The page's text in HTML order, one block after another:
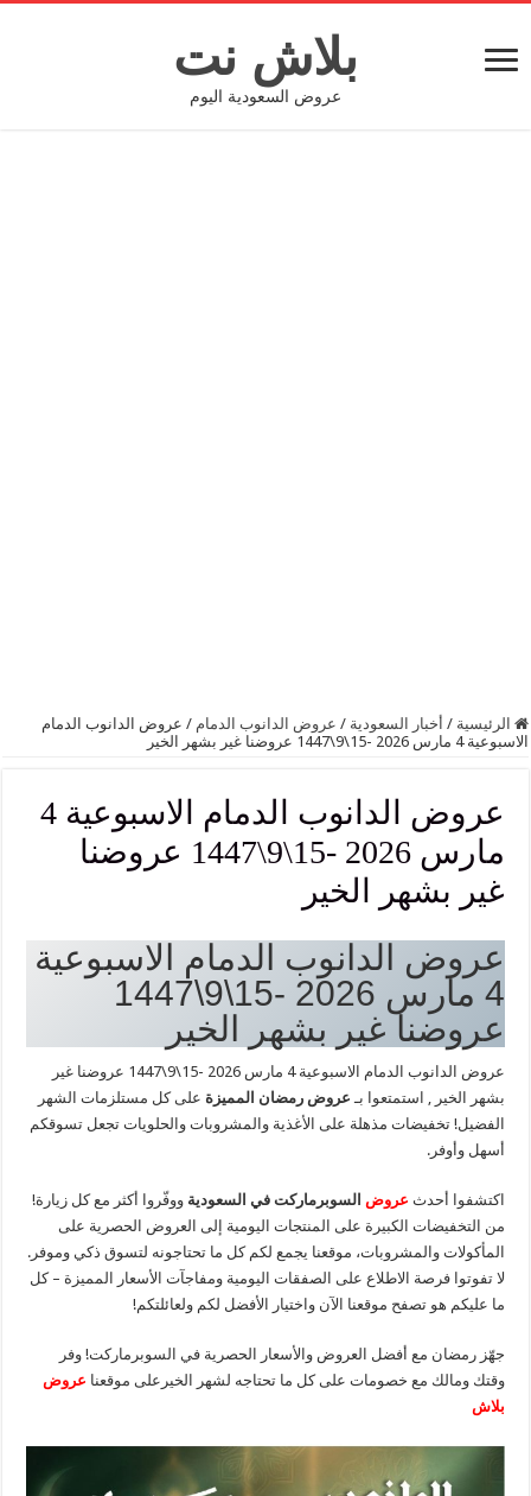
بلاش نت
عروض السعودية اليوم
الرئيسية / أخبار السعودية / عروض الدانوب الدمام / عروض الدانوب الدمام
الاسبوعية 4 مارس 2026 -15\9\1447 عروضنا غير بشهر الخير
عروض الدانوب الدمام الاسبوعية 4
مارس 2026 -15\9\1447 عروضنا
غير بشهر الخير
عروض الدانوب الدمام الاسبوعية
4 مارس 2026 -15\9\1447
عروضنا غير بشهر الخير
عروض الدانوب الدمام الاسبوعية 4 مارس 2026 -15\9\1447 عروضنا غير
بشهر الخير , استمتعوا بـ عروض رمضان المميزة على كل مستلزمات الشهر
الفضيل! تخفيضات مذهلة على الأغذية والمشروبات والحلويات تجعل تسوقكم
أسهل وأوفر.
اكتشفوا أحدث عروض السوبرماركت في السعودية ووفّروا أكثر مع كل زيارة!
من التخفيضات الكبيرة على المنتجات اليومية إلى العروض الحصرية على
المأكولات والمشروبات، موقعنا يجمع لكم كل ما تحتاجونه لتسوق ذكي وموفر.
لا تفوتوا فرصة الاطلاع على الصفقات اليومية ومفاجآت الأسعار المميزة – كل
ما عليكم هو تصفح موقعنا الآن واختيار الأفضل لكم ولعائلتكم!
جهّز رمضان مع أفضل العروض والأسعار الحصرية في السوبرماركت! وفر
وقتك ومالك مع خصومات على كل ما تحتاجه لشهر الخيرعلى موقعنا عروض
بلاش